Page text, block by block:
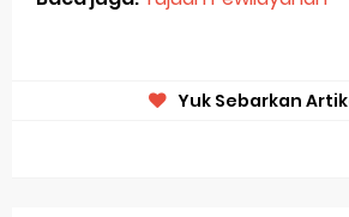
Yuk Sebarkan